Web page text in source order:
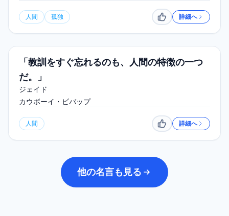
人間 孤独 いいね詳細へ
「教訓をすぐ忘れるのも、人間の特徴の一つ
だ。」
ジェイド
カウボーイ・ビバップ
人間 いいね詳細へ
他の名言も見る